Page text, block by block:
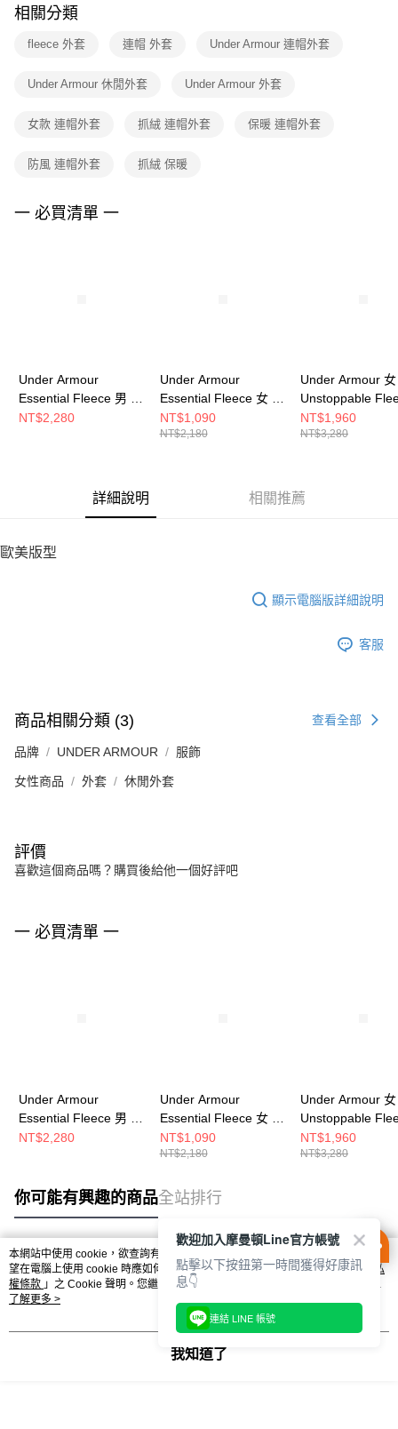
※ 交易是否成功請以「AFTEE先享後付 」之結帳頁面顯示為準，若有關於
是否繳費成功／繳費後需取消欲退款等相關疑問，請聯繫「AFTEE先享後付
客戶支援中心」
https://netprotections.freshdesk.com/support/home
１．透過由恩沛科技股份有限公司提供之「AFTEE先享後付」服務完成之交
權轉讓予恩沛科技股份有限公司。
３．未成年的使用者請事先徵得法定代理人或監護人之同意方可使用
４．使用「AFTEE先享後付」時，將依據個別帳號之用戶狀況，依本公司即
相關分類
fleece 外套 連帽 外套 Under Armour 連帽外套
Under Armour 休閒外套 Under Armour 外套
女款 連帽外套 抓絨 連帽外套 保暖 連帽外套
防風 連帽外套 抓絨 保暖
一 必買清單 一
Under Armour
Essential Fleece 男 連
帽T恤 1373880-001
NT$2,280
Under Armour
Essential Fleece 女 連
帽T恤 1373033-001
NT$1,090
NT$2,180
Under Armour 女
Unstoppable
女 連帽上衣
001
NT$1,960
NT$3,280
詳細說明 相關推薦
歐美版型
顯示電腦版詳細說明
客服
商品相關分類 (3) 查看全部
品牌 UNDER ARMOUR 服飾
女性商品 外套 休閒外套
評價
喜歡這個商品嗎？購買後給他一個好評吧
一 必買清單 一
Under Armour
Essential Fleece 男 連
帽T恤 1373880-001
NT$2,280
Under Armour
Essential Fleece 女 連
帽T恤 1373033-001
NT$1,090
NT$2,180
Under Armour 女
Unstoppable
女 連帽上衣
001
NT$1,960
NT$3,280
你可能有興趣的商品全站排行
熱門標籤
本網站中使用 cookie，欲查詢有關本網站使用 cookie 方式之詳情，及若您不希
望在電腦上使用 cookie 時應如何變更電腦的 cookie 設定，請參閱本網站「
隱私
權條款 」之 Cookie 聲明。您繼續使用本網站即表示您同意本公司得按本網站使
用條款之 Cookie 聲明使用 cookie。
了解更多 >
我知道了
歡迎加入摩曼頓Line官方帳號
點擊以下按鈕第一時間獲得好康訊
息👇
連結 LINE 帳號